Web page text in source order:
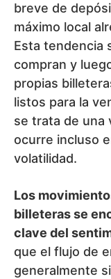
breve de
máximo local
Esta tendencia
compran y
propias
listos para la
se trata de una
ocurre incluso
volatilidad.
Los
billeteras se
clave del
que el flujo de
generalmente